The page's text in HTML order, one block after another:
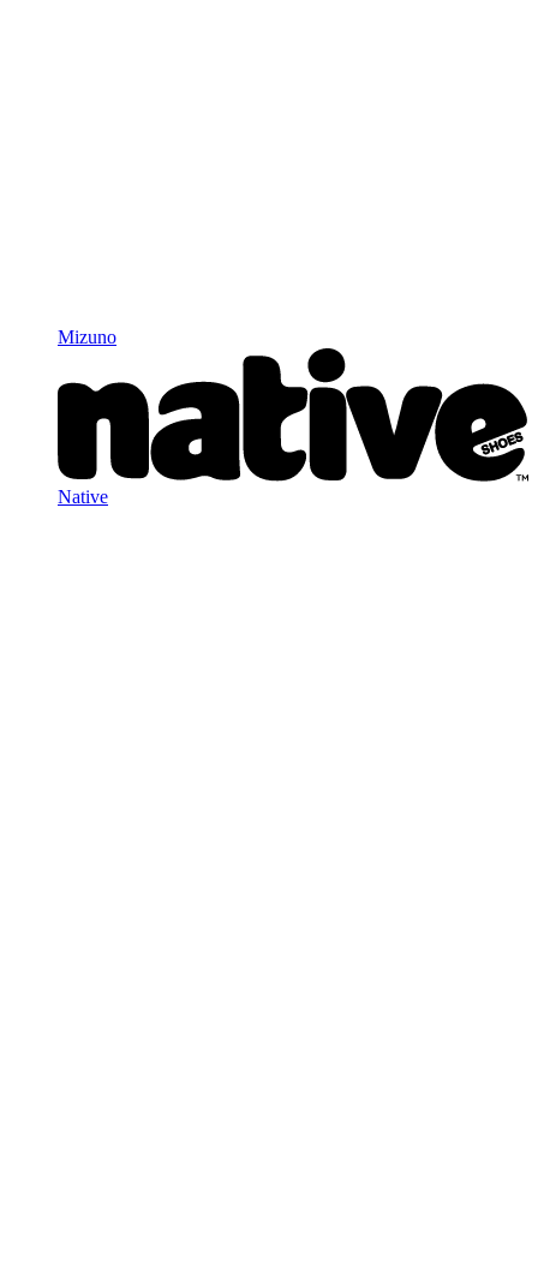
Mizuno
Native